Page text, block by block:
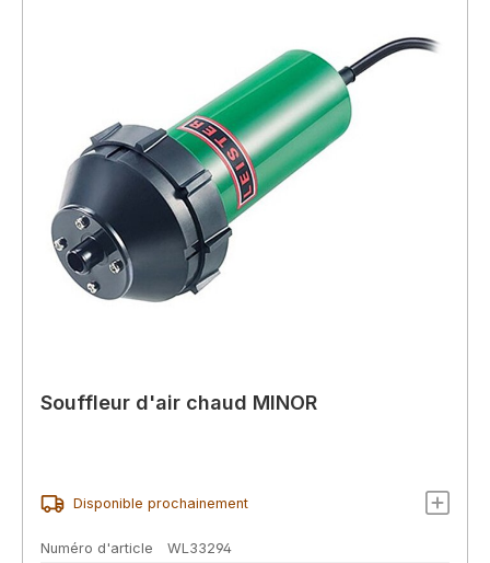
Souffleur d'air chaud MINOR
Disponible prochainement
Numéro d'article
WL33294